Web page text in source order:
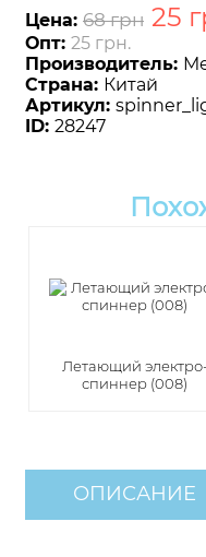
Цена: 68 грн 25
Опт: 25 грн.
Производитель:
Страна: Китай
Артикул:
ID: 28247
Летающий электро-
спиннер (008)
ОПИСАНИЕ